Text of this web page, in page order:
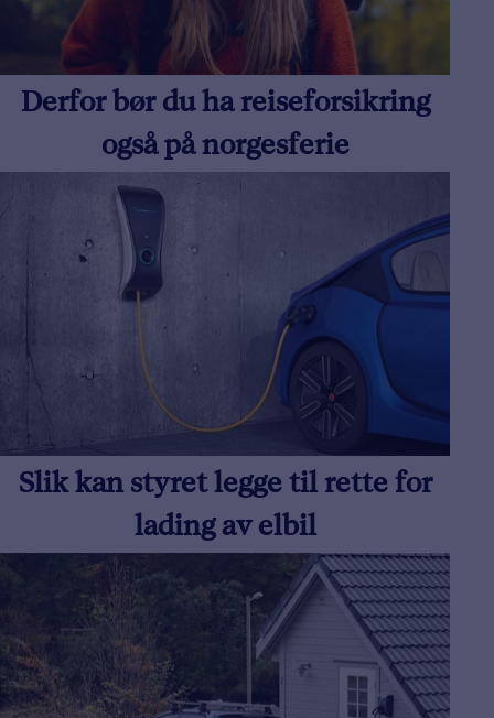
Derfor bør du ha reiseforsikring
også på norgesferie
Slik kan styret legge til rette for
lading av elbil